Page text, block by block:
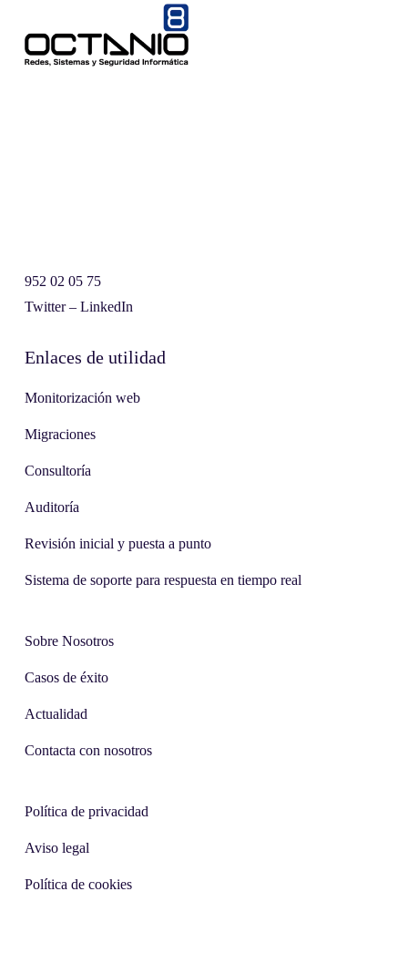
952 02 05 75
Twitter– LinkedIn
Enlaces de utilidad
Monitorización web
Migraciones
Consultoría
Auditoría
Revisión inicial y puesta a punto
Sistema de soporte para respuesta en tiempo real
Sobre Nosotros
Casos de éxito
Actualidad
Contacta con nosotros
Política de privacidad
Aviso legal
Política de cookies